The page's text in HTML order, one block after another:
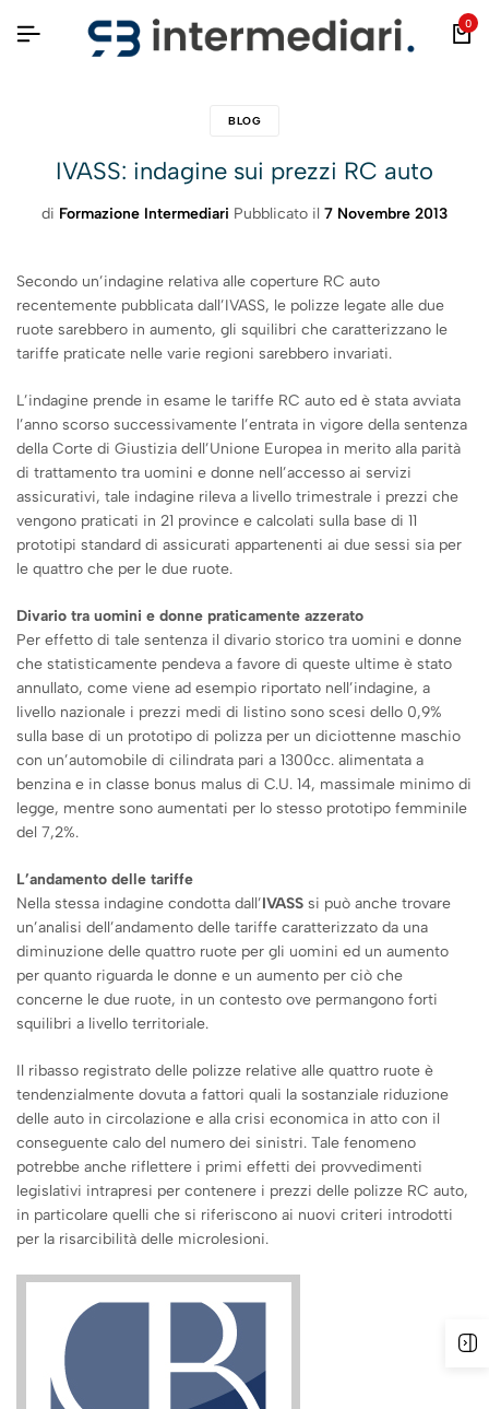
0
BLOG
IVASS: indagine sui prezzi RC auto
di Formazione Intermediari Pubblicato il 7 Novembre 2013
Secondo un’indagine relativa alle coperture RC auto
recentemente pubblicata dall’IVASS, le polizze legate alle due
ruote sarebbero in aumento, gli squilibri che caratterizzano le
tariffe praticate nelle varie regioni sarebbero invariati.
L’indagine prende in esame le tariffe RC auto ed è stata avviata
l’anno scorso successivamente l’entrata in vigore della sentenza
della Corte di Giustizia dell’Unione Europea in merito alla parità
di trattamento tra uomini e donne nell’accesso ai servizi
assicurativi, tale indagine rileva a livello trimestrale i prezzi che
vengono praticati in 21 province e calcolati sulla base di 11
prototipi standard di assicurati appartenenti ai due sessi sia per
le quattro che per le due ruote.
Divario tra uomini e donne praticamente azzerato
Per effetto di tale sentenza il divario storico tra uomini e donne
che statisticamente pendeva a favore di queste ultime è stato
annullato, come viene ad esempio riportato nell’indagine, a
livello nazionale i prezzi medi di listino sono scesi dello 0,9%
sulla base di un prototipo di polizza per un diciottenne maschio
con un’automobile di cilindrata pari a 1300cc. alimentata a
benzina e in classe bonus malus di C.U. 14, massimale minimo di
legge, mentre sono aumentati per lo stesso prototipo femminile
del 7,2%.
L’andamento delle tariffe
Nella stessa indagine condotta dall’IVASS si può anche trovare
un’analisi dell’andamento delle tariffe caratterizzato da una
diminuzione delle quattro ruote per gli uomini ed un aumento
per quanto riguarda le donne e un aumento per ciò che
concerne le due ruote, in un contesto ove permangono forti
squilibri a livello territoriale.
Il ribasso registrato delle polizze relative alle quattro ruote è
tendenzialmente dovuta a fattori quali la sostanziale riduzione
delle auto in circolazione e alla crisi economica in atto con il
conseguente calo del numero dei sinistri. Tale fenomeno
potrebbe anche riflettere i primi effetti dei provvedimenti
legislativi intrapresi per contenere i prezzi delle polizze RC auto,
in particolare quelli che si riferiscono ai nuovi criteri introdotti
per la risarcibilità delle microlesioni.